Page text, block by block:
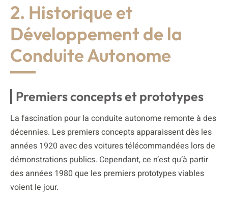
2. Historique et
Développement de la
Conduite Autonome
Premiers concepts et prototypes
La fascination pour la conduite autonome remonte à des
décennies. Les premiers concepts apparaissent dès les
années 1920 avec des voitures télécommandées lors de
démonstrations publics. Cependant, ce n’est qu’à partir
des années 1980 que les premiers prototypes viables
voient le jour.